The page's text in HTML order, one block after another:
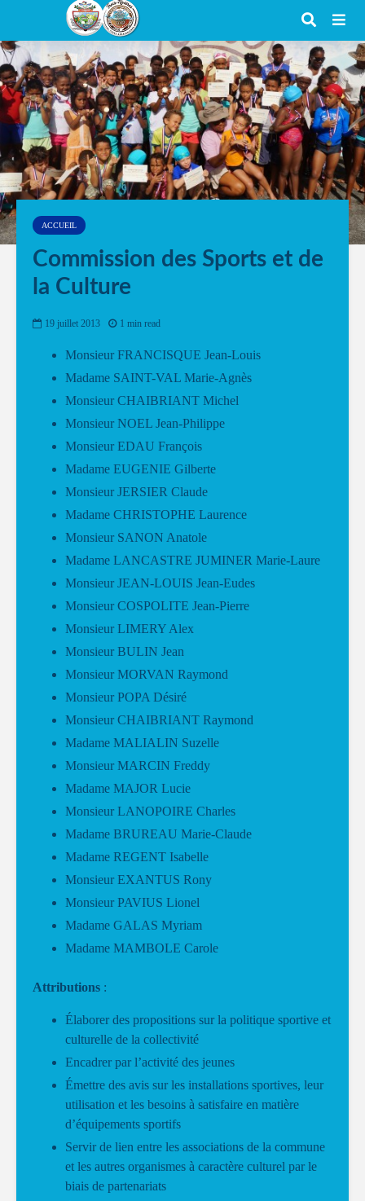
ACCUEIL
Commission des Sports et de
la Culture
19 juillet 2013 1 min read
Monsieur FRANCISQUE Jean-Louis
Madame SAINT-VAL Marie-Agnès
Monsieur CHAIBRIANT Michel
Monsieur NOEL Jean-Philippe
Monsieur EDAU François
Madame EUGENIE Gilberte
Monsieur JERSIER Claude
Madame CHRISTOPHE Laurence
Monsieur SANON Anatole
Madame LANCASTRE JUMINER Marie-Laure
Monsieur JEAN-LOUIS Jean-Eudes
Monsieur COSPOLITE Jean-Pierre
Monsieur LIMERY Alex
Monsieur BULIN Jean
Monsieur MORVAN Raymond
Monsieur POPA Désiré
Monsieur CHAIBRIANT Raymond
Madame MALIALIN Suzelle
Monsieur MARCIN Freddy
Madame MAJOR Lucie
Monsieur LANOPOIRE Charles
Madame BRUREAU Marie-Claude
Madame REGENT Isabelle
Monsieur EXANTUS Rony
Monsieur PAVIUS Lionel
Madame GALAS Myriam
Madame MAMBOLE Carole
Attributions :
Élaborer des propositions sur la politique sportive et
culturelle de la collectivité
Encadrer par l’activité des jeunes
Émettre des avis sur les installations sportives, leur
utilisation et les besoins à satisfaire en matière
d’équipements sportifs
Servir de lien entre les associations de la commune
et les autres organismes à caractère culturel par le
biais de partenariats